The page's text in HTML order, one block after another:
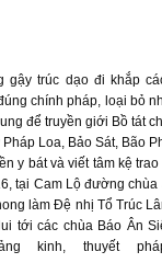
gậy trúc dạo đi khắp
chính pháp, loại bỏ
để truyền giới Bồ tát
Loa, Bảo Sát, Bão
bát và viết tâm kệ
tại Cam Lộ đường
làm Đệ nhị Tổ Trúc
tới các chùa Báo Ân
kinh, thuyết